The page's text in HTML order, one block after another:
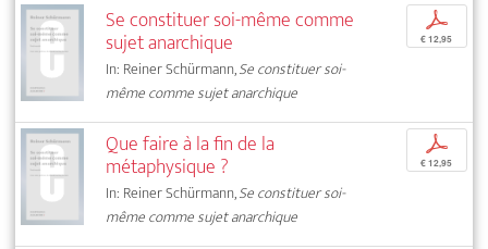
Se constituer soi-même comme
sujet anarchique
In: Reiner Schürmann,Se constituer soi-
même comme sujet anarchique
p
€ 12,95
Que faire à la fin de la
métaphysique ?
In: Reiner Schürmann,Se constituer soi-
même comme sujet anarchique
p
€ 12,95